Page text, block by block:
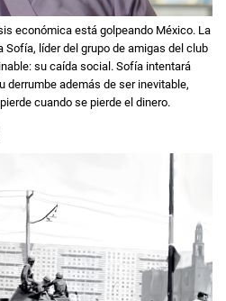
económica está golpeando México. La
líder del grupo de amigas del club
su caída social. Sofía intentará
derrumbe además de ser inevitable,
cuando se pierde el dinero.